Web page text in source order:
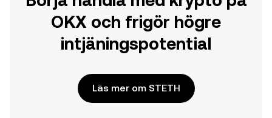
OKX och frigör högre
intjäningspotential
Läs mer om STETH